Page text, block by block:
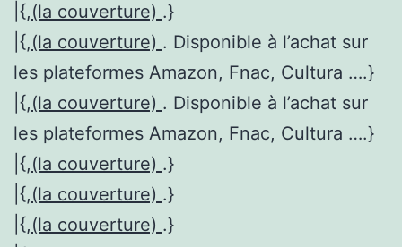
|{,(la couverture) .}
|{,(la couverture) . Disponible à l’achat sur
les plateformes Amazon, Fnac, Cultura ….}
|{,(la couverture) . Disponible à l’achat sur
les plateformes Amazon, Fnac, Cultura ….}
|{,(la couverture) .}
|{,(la couverture) .}
|{,(la couverture) .}